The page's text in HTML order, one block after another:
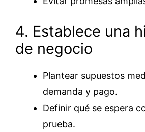
4. Establece una
de negocio
Plantear supuestos
demanda y pago.
Definir qué se espera
prueba.